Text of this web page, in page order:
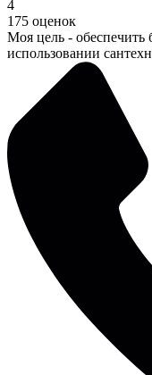
4
175 оценок
Моя цель - обеспечить
использовании